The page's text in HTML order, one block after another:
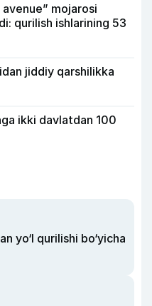
mojarosi
qurilish ishlarining 53
jiddiy qarshilikka
ikki davlatdan 100
yo‘l qurilishi bo‘yicha